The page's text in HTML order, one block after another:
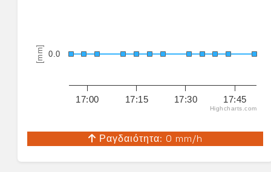
[mm]
17:00 17:15 17:30 17:45
0.0
Highcharts.com
Ραγδαιότητα: 0 mm/h